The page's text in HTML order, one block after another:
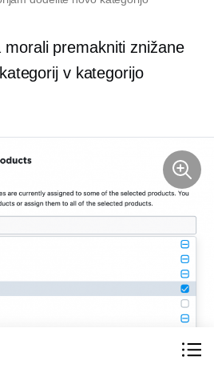
premakniti znižane
v kategorijo